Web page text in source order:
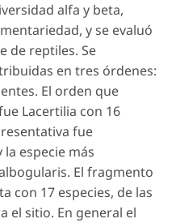
alfa y beta,
y se evaluó
de reptiles. Se
en tres órdenes:
El orden que
Lacertilia con 16
fue
la especie más
El fragmento
con 17 especies, de las
el sitio. En general el